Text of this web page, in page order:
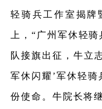
轻骑兵工作室揭牌
上，“广州军休轻
队接旗出征，牛立
军休闪耀’军休轻
份使命。牛院长将